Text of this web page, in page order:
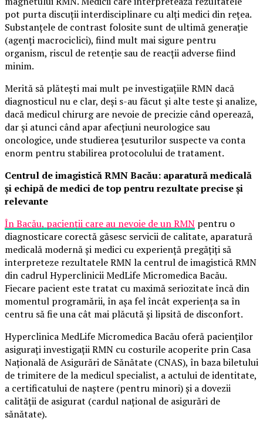
pot purta discuții interdisciplinare cu alți medici din rețea.
Substanțele de contrast folosite sunt de ultimă generație
(agenți macrociclici), fiind mult mai sigure pentru
organism, riscul de retenție sau de reacții adverse fiind
minim.
Merită să plătești mai mult pe investigațiile RMN dacă
diagnosticul nu e clar, deși s-au făcut și alte teste și analize,
dacă medicul chirurg are nevoie de precizie când operează,
dar și atunci când apar afecțiuni neurologice sau
oncologice, unde studierea țesuturilor suspecte va conta
enorm pentru stabilirea protocolului de tratament.
Centrul de imagistică RMN Bacău: aparatură medicală
și echipă de medici de top pentru rezultate precise și
relevante
În Bacău, pacienții care au nevoie de un RMN pentru o
diagnosticare corectă găsesc servicii de calitate, aparatură
medicală modernă și medici cu experiență pregățiți să
interpreteze rezultatele RMN la centrul de imagistică RMN
din cadrul Hyperclinicii MedLife Micromedica Bacău.
Fiecare pacient este tratat cu maximă seriozitate încă din
momentul programării, în așa fel încât experiența sa în
centru să fie una cât mai plăcută și lipsită de disconfort.
Hyperclinica MedLife Micromedica Bacău oferă pacienților
asigurați investigații RMN cu costurile acoperite prin Casa
Națională de Asigurări de Sănătate (CNAS), în baza biletului
de trimitere de la medicul specialist, a actului de identitate,
a certificatului de naștere (pentru minori) și a dovezii
calității de asigurat (cardul național de asigurări de
sănătate).